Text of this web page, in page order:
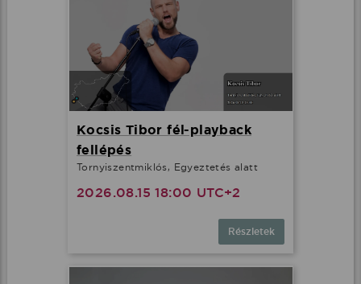
Kocsis Tibor fél-playback
fellépés
Tornyiszentmiklós, Egyeztetés alatt
2026.08.15 18:00 UTC+2
Részletek